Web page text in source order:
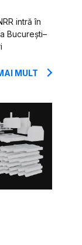
intră în
București–
MULT